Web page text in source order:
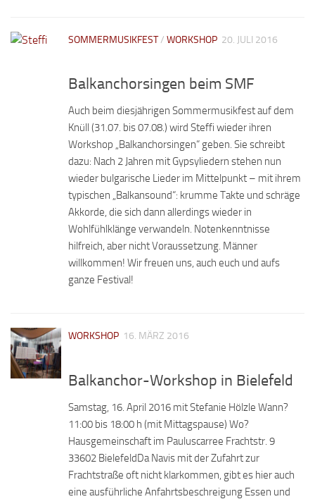
SOMMERMUSIKFEST/ WORKSHOP 20. JULI 2016
Balkanchorsingen beim SMF
Auch beim diesjährigen Sommermusikfest auf dem
Knüll (31.07. bis 07.08.) wird Steffi wieder ihren
Workshop „Balkanchorsingen“ geben. Sie schreibt
dazu: Nach 2 Jahren mit Gypsyliedern stehen nun
wieder bulgarische Lieder im Mittelpunkt – mit ihrem
typischen „Balkansound“: krumme Takte und schräge
Akkorde, die sich dann allerdings wieder in
Wohlfühlklänge verwandeln. Notenkenntnisse
hilfreich, aber nicht Voraussetzung. Männer
willkommen! Wir freuen uns, auch euch und aufs
ganze Festival!
WORKSHOP 16. MÄRZ 2016
Balkanchor-Workshop in Bielefeld
Samstag, 16. April 2016 mit Stefanie Hölzle Wann?
11:00 bis 18:00 h (mit Mittagspause) Wo?
Hausgemeinschaft im Pauluscarree Frachtstr. 9
33602 BielefeldDa Navis mit der Zufahrt zur
Frachtstraße oft nicht klarkommen, gibt es hier auch
eine ausführliche Anfahrtsbeschreigung Essen und